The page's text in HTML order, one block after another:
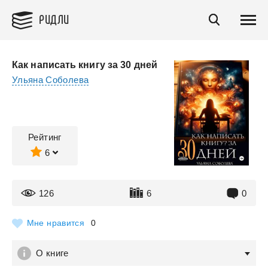
РИДЛИ
Как написать книгу за 30 дней
Ульяна Соболева
Рейтинг
6
126 6 0
Мне нравится 0
О книге